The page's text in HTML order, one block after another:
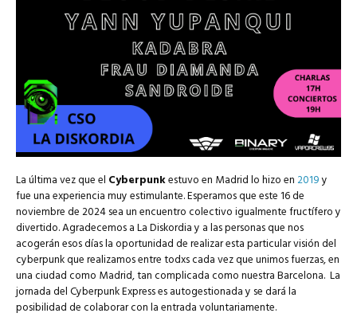
La última vez que el Cyberpunkestuvo en Madrid lo hizo en2019y
fue una experiencia muy estimulante. Esperamos que este 16 de
noviembre de 2024 sea un encuentro colectivo igualmente fructífero y
divertido. Agradecemos a La Diskordia y a las personas que nos
acogerán esos días la oportunidad de realizar esta particular visión del
cyberpunk que realizamos entre todxs cada vez que unimos fuerzas, en
una ciudad como Madrid, tan complicada como nuestra Barcelona. La
jornada del Cyberpunk Express es autogestionada y se dará la
posibilidad de colaborar con la entrada voluntariamente.